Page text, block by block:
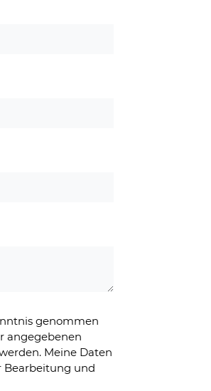
genommen
angegebenen
Meine Daten
Bearbeitung und